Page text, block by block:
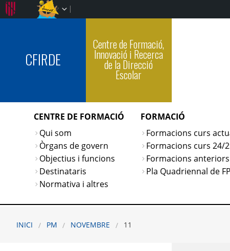
CFIRDE
Centre de Formació,
Innovació i Recerca
de la Direcció
Escolar
CENTRE DE FORMACIÓ
Qui som
Òrgans de govern
Objectius i funcions
Destinataris
Normativa i altres
FORMACIÓ
Formacions curs
Formacions curs 24/
Formacions anteriors
Pla Quadriennal de
INICI PM NOVEMBRE 11